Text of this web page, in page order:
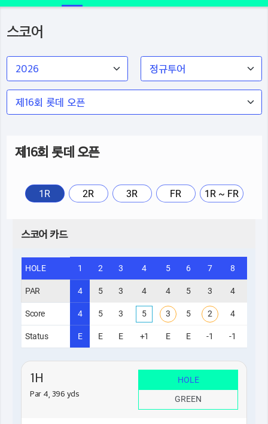
스코어
제16회 롯데 오픈
1R 2R 3R FR 1R ~ FR
스코어 카드
HOLE 1 2 3 4 5 6 7 8
PAR 4 5 3 4 4 5 3 4
Score 4 5 3 5 3 5 2 4
Status E E E +1 E E -1 -1
1H
Par 4, 396 yds
HOLE
GREEN